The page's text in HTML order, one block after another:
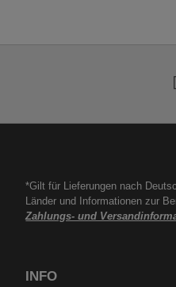
*Gilt für Lieferungen nach
Länder und Informationen zur
Zahlungs- und
INFO